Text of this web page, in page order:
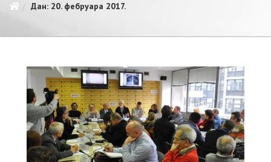
Дан: 20. фебруара 2017.